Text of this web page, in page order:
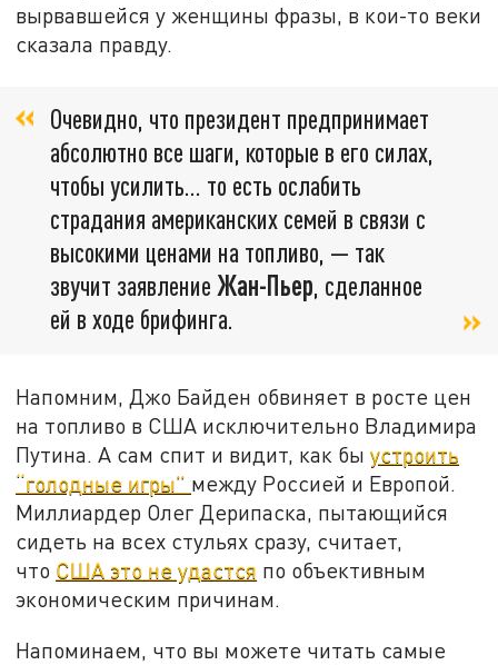
вырвавшейся у женщины фразы, в кои-то веки
сказала правду.
Очевидно, что президент предпринимает
абсолютно все шаги, которые в его силах,
чтобы усилить... то есть ослабить
страдания американских семей в связи с
высокими ценами на топливо, — так
звучит заявление Жан-Пьер, сделанное
ей в ходе брифинга.
Напомним, Джо Байден обвиняет в росте цен
на топливо в США исключительно Владимира
Путина. А сам спит и видит, как быустроить
“голодные игры” между Россией и Европой.
Миллиардер Олег Дерипаска, пытающийся
сидеть на всех стульях сразу, считает,
что США это не удастся по объективным
экономическим причинам.
Напоминаем, что вы можете читать самые